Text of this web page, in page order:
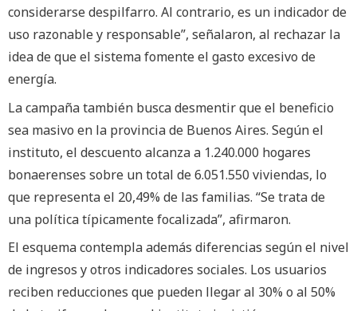
considerarse despilfarro. Al contrario, es un indicador de
uso razonable y responsable”, señalaron, al rechazar la
idea de que el sistema fomente el gasto excesivo de
energía.
La campaña también busca desmentir que el beneficio
sea masivo en la provincia de Buenos Aires. Según el
instituto, el descuento alcanza a 1.240.000 hogares
bonaerenses sobre un total de 6.051.550 viviendas, lo
que representa el 20,49% de las familias. “Se trata de
una política típicamente focalizada”, afirmaron.
El esquema contempla además diferencias según el nivel
de ingresos y otros indicadores sociales. Los usuarios
reciben reducciones que pueden llegar al 30% o al 50%